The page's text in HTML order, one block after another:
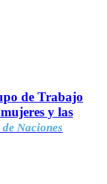
de Trabajo
y las
Naciones